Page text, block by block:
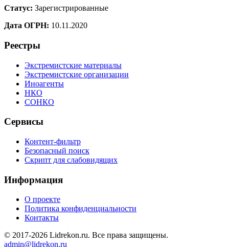
Статус: Зарегистрированные
Дата ОГРН: 10.11.2020
Реестры
Экстремистские материалы
Экстремистские организации
Иноагенты
НКО
СОНКО
Сервисы
Контент-фильтр
Безопасный поиск
Скрипт для слабовидящих
Информация
О проекте
Политика конфиденциальности
Контакты
© 2017-2026 Lidrekon.ru. Все права защищены.
admin@lidrekon.ru